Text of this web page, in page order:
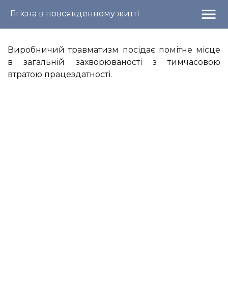
Гігієна в повсякденному житті menu
Виробничий травматизм посідає помітне місце
в загальній захворюваності з тимчасовою
втратою працездатності.